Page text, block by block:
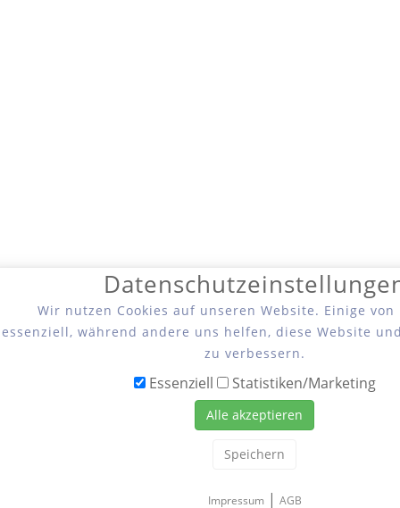
Wir nutzen Cookies auf unseren Website. Einige
essenziell, während andere uns helfen, diese Website
zu verbessern.
Essenziell Statistiken/Marketing
Alle akzeptieren
Speichern
Impressum| AGB